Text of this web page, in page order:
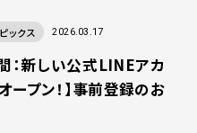
ックス 2026.03.17
：新しい公式LINEアカ
ープン！】事前登録のお